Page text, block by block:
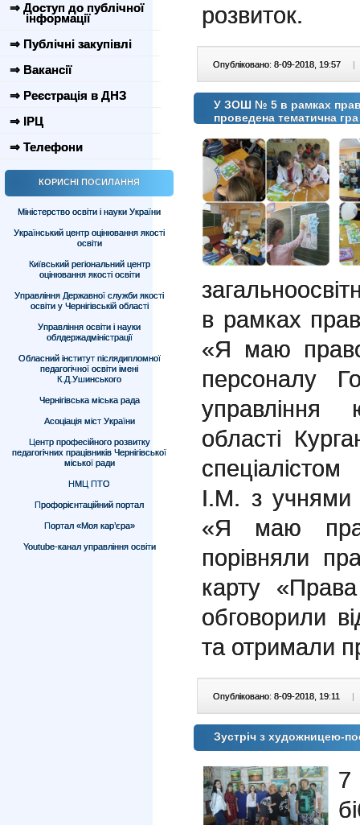
⇒ Доступ до публічної
інформації
⇒ Публічні закупівлі
⇒ Вакансії
⇒ Реєстрація в ДНЗ
⇒ ІРЦ
⇒ Телефони
КОРИСНІ ПОСИЛАННЯ
Міністерство освіти і науки України
Український центр оцінювання якості
освіти
Київський регіональний центр
оцінювання якості освіти
Управління Державної служби якості
освіти у Чернігівській області
Управління освіти і науки
облдержадміністрації
Обласний інститут післядипломної
педагогічної освіти імені
К.Д.Ушинського
Чернігівська міська рада
Асоціація міст України
Центр професійного розвитку
педагогічних працівників Чернігівської
міської ради
НМЦ ПТО
Профорієнтаційний портал
Портал «Моя кар’єра»
Youtube-канал управління освіти
розвиток.
Опубліковано: 8-09-2018, 19:57 |
У ЗОШ № 5 в рамках
проведена тематична гра
в рамках
«Я маю
персоналу
управління
області
І.М. з учнями
«Я маю
порівняли
карту
обговорили
та отримали
Опубліковано: 8-09-2018, 19:11 |
Зустріч з художницею-
7